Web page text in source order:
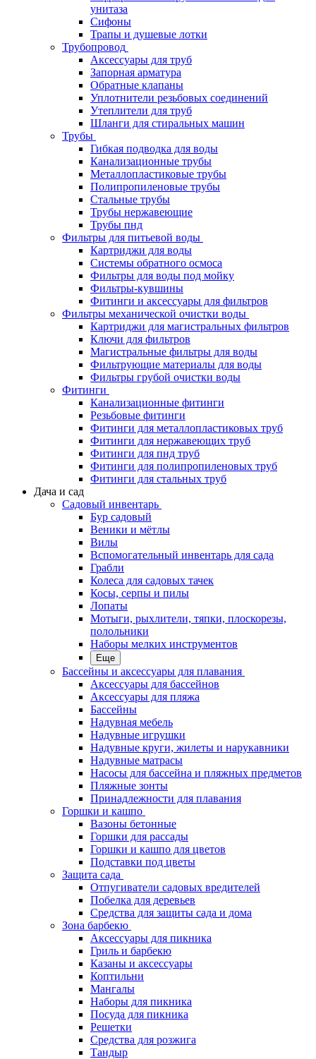
унитаза
Сифоны
Трапы и душевые лотки
Трубопровод
Аксессуары для труб
Запорная арматура
Обратные клапаны
Уплотнители резьбовых соединений
Утеплители для труб
Шланги для стиральных машин
Трубы
Гибкая подводка для воды
Канализационные трубы
Металлопластиковые трубы
Полипропиленовые трубы
Стальные трубы
Трубы нержавеющие
Трубы пнд
Фильтры для питьевой воды
Картриджи для воды
Системы обратного осмоса
Фильтры для воды под мойку
Фильтры-кувшины
Фитинги и аксессуары для фильтров
Фильтры механической очистки воды
Картриджи для магистральных фильтров
Ключи для фильтров
Магистральные фильтры для воды
Фильтрующие материалы для воды
Фильтры грубой очистки воды
Фитинги
Канализационные фитинги
Резьбовые фитинги
Фитинги для металлопластиковых труб
Фитинги для нержавеющих труб
Фитинги для пнд труб
Фитинги для полипропиленовых труб
Фитинги для стальных труб
Дача и сад
Садовый инвентарь
Бур садовый
Веники и мётлы
Вилы
Вспомогательный инвентарь для сада
Грабли
Колеса для садовых тачек
Косы, серпы и пилы
Лопаты
Мотыги, рыхлители, тяпки, плоскорезы,
полольники
Наборы мелких инструментов
Еще
Бассейны и аксессуары для плавания
Аксессуары для бассейнов
Аксессуары для пляжа
Бассейны
Надувная мебель
Надувные игрушки
Надувные круги, жилеты и нарукавники
Надувные матрасы
Насосы для бассейна и пляжных предметов
Пляжные зонты
Принадлежности для плавания
Горшки и кашпо
Вазоны бетонные
Горшки для рассады
Горшки и кашпо для цветов
Подставки под цветы
Защита сада
Отпугиватели садовых вредителей
Побелка для деревьев
Средства для защиты сада и дома
Зона барбекю
Аксессуары для пикника
Гриль и барбекю
Казаны и аксессуары
Коптильни
Мангалы
Наборы для пикника
Посуда для пикника
Решетки
Средства для розжига
Тандыр